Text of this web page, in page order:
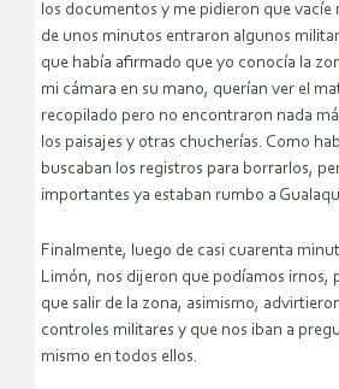
los documentos y me pidieron que vacíe
de unos minutos entraron algunos
que había afirmado que yo conocía la
mi cámara en su mano, querían ver el
recopilado pero no encontraron nada
los paisajes y otras chucherías. Como
buscaban los registros para borrarlos,
importantes ya estaban rumbo a
Finalmente, luego de casi cuarenta
Limón, nos dijeron que podíamos irnos,
que salir de la zona, asimismo,
controles militares y que nos iban a
mismo en todos ellos.